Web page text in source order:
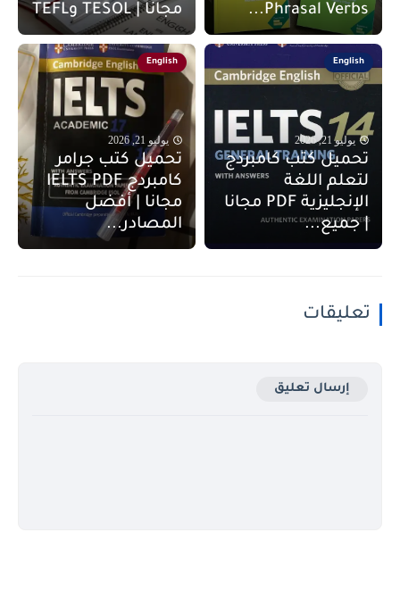
Phrasal Verbs... مجانا | TESOL وTEFL
English
يوليو 21, 2026
تحميل كتب كامبردج
لتعلم اللغة
الإنجليزية PDF مجانا
| جميع...
English
يوليو 21, 2026
تحميل كتب جرامر
كامبردج IELTS PDF
مجانا | أفضل
المصادر...
تعليقات
إرسال تعليق